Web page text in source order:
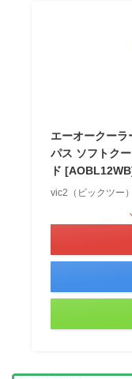
エーオークー
パス ソフトク
ド
vic2（ビックツー）